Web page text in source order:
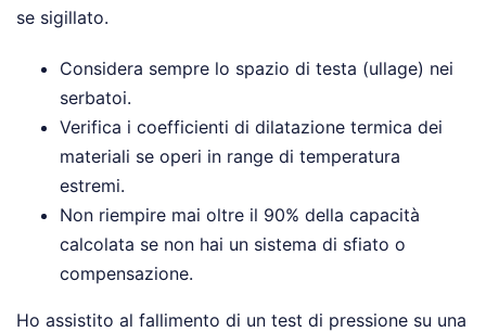
se sigillato.
Considera sempre lo spazio di testa (ullage) nei
serbatoi.
Verifica i coefficienti di dilatazione termica dei
materiali se operi in range di temperatura
estremi.
Non riempire mai oltre il 90% della capacità
calcolata se non hai un sistema di sfiato o
compensazione.
Ho assistito al fallimento di un test di pressione su una